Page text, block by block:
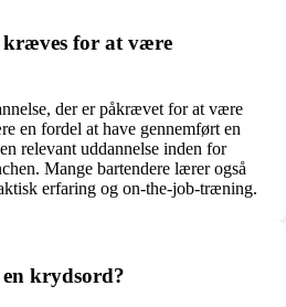
kræves for at være
der er påkrævet for at være
en fordel at have gennemført en
relevant uddannelse inden for
Mange bartendere lærer også
erfaring og on-the-job-træning.
krydsord?